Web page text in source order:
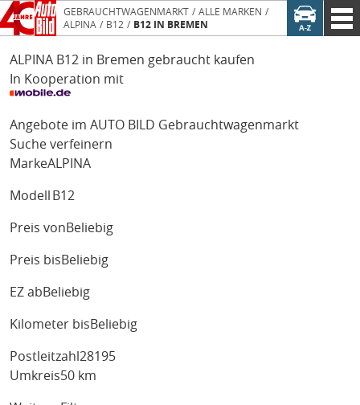
GEBRAUCHTWAGENMARKT
ALLE MARKEN
ALPINA
B12 B12 IN BREMEN
ALPINA B12 in Bremen gebraucht kaufen
In Kooperation mit
Angebote im AUTO BILD Gebrauchtwagenmarkt
Suche verfeinern
MarkeALPINA
Modell B12
Preis von Beliebig
Preis bis Beliebig
EZ ab Beliebig
Kilometer bis Beliebig
Postleitzahl
Umkreis50 km